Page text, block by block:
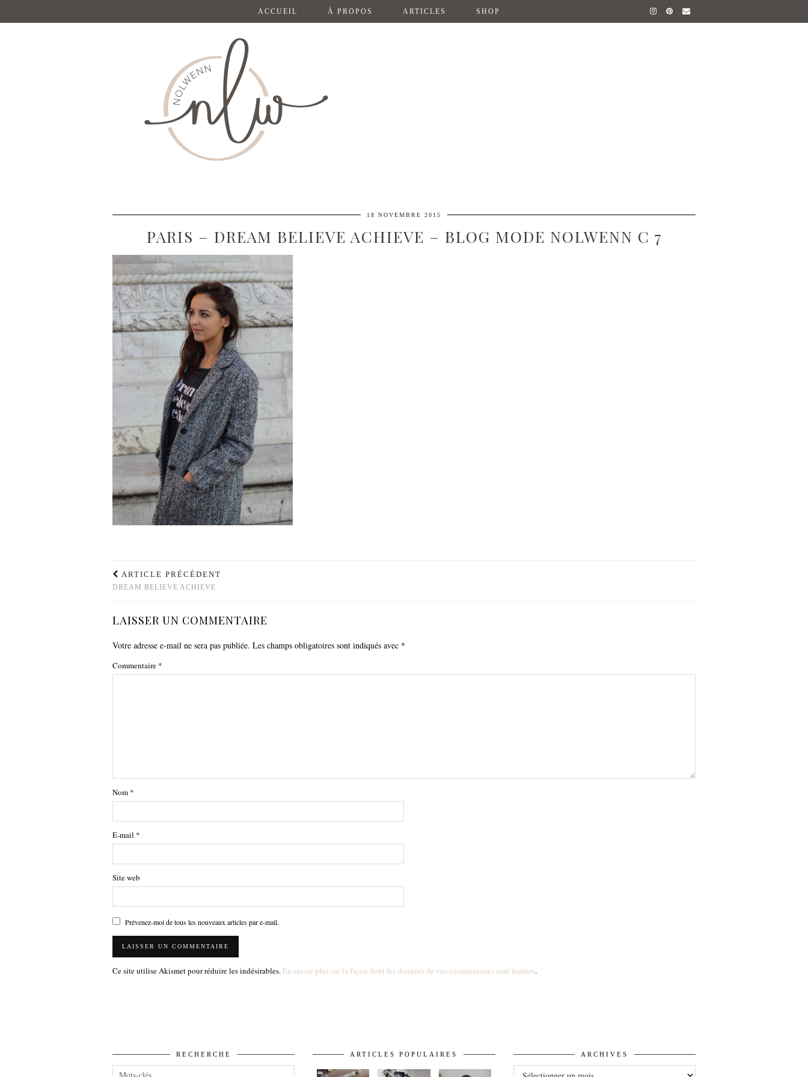
ACCUEIL À PROPOS ARTICLES SHOP
18 NOVEMBRE 2015
PARIS – DREAM BELIEVE ACHIEVE – BLOG MODE NOLWENN C 7
ARTICLE PRÉCÉDENT
DREAM BELIEVE ACHIEVE
LAISSER UN COMMENTAIRE
Votre adresse e-mail ne sera pas publiée. Les champs obligatoires sont indiqués avec *
Commentaire *
Nom *
E-mail *
Site web
Prévenez-moi de tous les nouveaux articles par e-mail.
Ce site utilise Akismet pour réduire les indésirables. En savoir plus sur la façon dont les données de vos commentaires sont traitées.
RECHERCHE ARTICLES POPULAIRES ARCHIVES